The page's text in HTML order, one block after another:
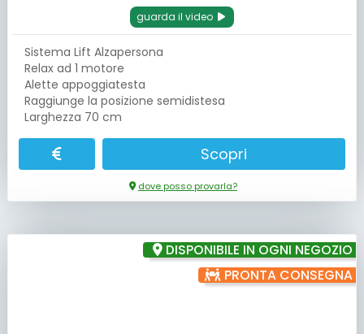
guarda il video
Sistema Lift Alzapersona
Relax ad 1 motore
Alette appoggiatesta
Raggiunge la posizione semidistesa
Larghezza 70 cm
Scopri
dove posso provarla?
DISPONIBILE IN OGNI NEGOZIO
PRONTA CONSEGNA